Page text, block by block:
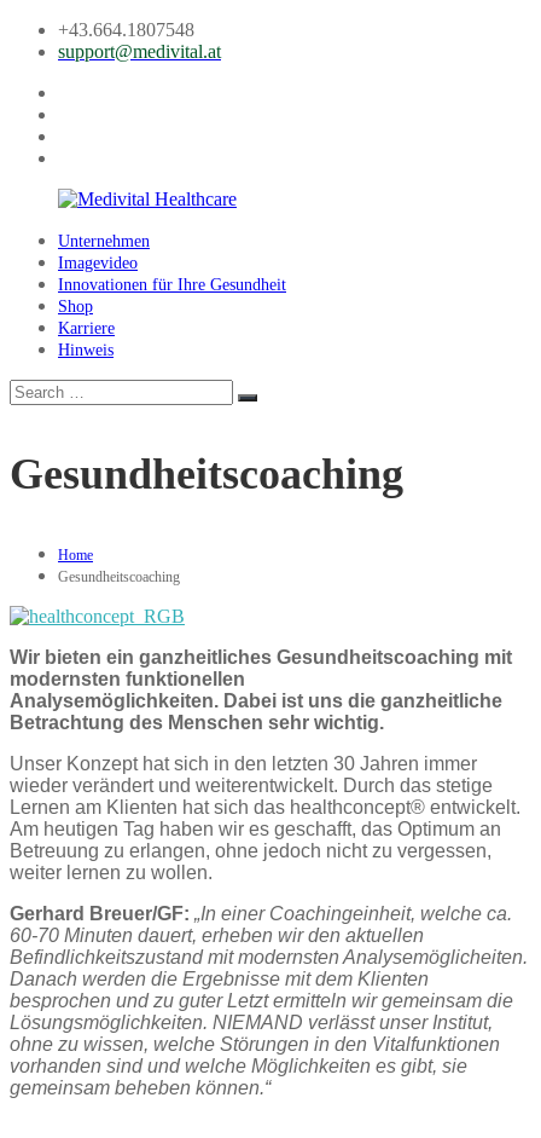
Skip
+43.664.1807548
support@medivital.at
Medivital
Healthcare
Unternehmen
Imagevideo
Innovationen für Ihre Gesundheit
Shop
Karriere
Hinweis
Search
for:
Search
Gesundheitscoaching
Home
Gesundheitscoaching
Wir bieten ein ganzheitliches Gesundheitscoaching mit
modernsten funktionellen
Analysemöglichkeiten. Dabei ist uns die ganzheitliche
Betrachtung des Menschen sehr wichtig.
Unser Konzept hat sich in den letzten 30 Jahren immer
wieder verändert und weiterentwickelt. Durch das stetige
Lernen am Klienten hat sich das healthconcept® entwickelt.
Am heutigen Tag haben wir es geschafft, das Optimum an
Betreuung zu erlangen, ohne jedoch nicht zu vergessen,
weiter lernen zu wollen.
Gerhard Breuer/GF: „In einer Coachingeinheit, welche ca.
60-70 Minuten dauert, erheben wir den aktuellen
Befindlichkeitszustand mit modernsten Analysemöglicheiten.
Danach werden die Ergebnisse mit dem Klienten
besprochen und zu guter Letzt ermitteln wir gemeinsam die
Lösungsmöglichkeiten. NIEMAND verlässt unser Institut,
ohne zu wissen, welche Störungen in den Vitalfunktionen
vorhanden sind und welche Möglichkeiten es gibt, sie
gemeinsam beheben können.“